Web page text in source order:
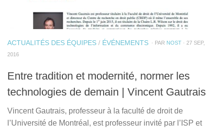
ACTUALITÉS DES ÉQUIPES / ÉVÉNEMENTS · PAR NOST · 27 SEP,
2016
Entre tradition et modernité, normer les
technologies de demain | Vincent Gautrais
Vincent Gautrais, professeur à la faculté de droit de
l’Université de Montréal, est professeur invité par l’ISP et